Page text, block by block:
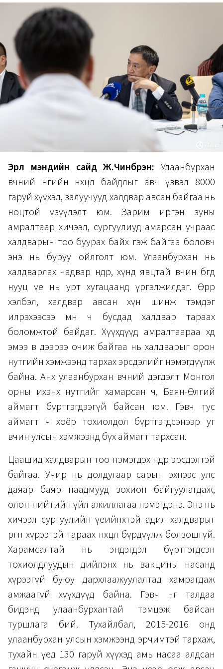
Эрүүл мэндийн сайд Ж.Чинбүрэн: Улаанбурхан
өвчний өнөөгийн нөхцөл байдлыг авч үзвэл 8000
гаруй хүүхэд, залуучууд халдвар авсан байгаа нь
ноцтой үзүүлэлт юм. Зарим иргэн зуны
амралтаар хичээл, сургуулиуд амарсан учраас
халдварын тоо буурах байх гэж байгаа боловч
энэ нь буруу ойлголт юм. Улаанбурхан нь
халдварлах чадвар өндөр, хүнд явцтай өвчин бөгөөд
нууц үе нь урт хугацаанд үргэлжилдэг. Өөрөөр
хэлбэл, халдвар авсан хүн шинж тэмдэг
илрэхээсээ өмнө ч бусдад халдвар тараах
боломжтой байдаг. Хүүхдүүд амралтаараа хөдөө
эмээ өвөө дээрээ очиж байгаа нь халдварыг орон
нутгийн хэмжээнд тархах эрсдэлийг нэмэгдүүлж
байна. Анх улаанбурхан өвчний дэгдэлт Монгол
орны ихэнх нутгийг хамарсан ч, Баян-Өлгий
аймагт бүртгэгдээгүй байсан юм. Гэвч тус
аймагт ч хоёр тохиолдол бүртгэгдсэнээр уг
өвчин улсын хэмжээнд бүх аймагт тархсан.
Цаашид халдварын тоо нэмэгдэх өндөр эрсдэлтэй
байгаа. Учир нь долдугаар сарын эхнээс улс
даяар баяр наадмууд зохион байгуулагдаж,
олон нийтийн үйл ажиллагаа нэмэгдэнэ. Энэ нь
хичээл сургуулийн үеийнхтэй адил халдварыг
өргөн хүрээтэй тараах нөхцөл бүрдүүлж болзошгүй.
Харамсалтай нь эндэгдэл бүртгэгдсэн
тохиолдлуудын дийлэнх нь вакцины насанд
хүрээгүй буюу дархлаажуулалтад хамрагдаж
амжаагүй хүүхдүүд байна. Гэвч нөгөө талдаа
бидэнд улаанбурхантай тэмцэж байсан
туршлага бий. Тухайлбал, 2015-2016 онд
улаанбурхан улсын хэмжээнд эрчимтэй тархаж,
тухайн үед 130 гаруй хүүхэд амь насаа алдсан